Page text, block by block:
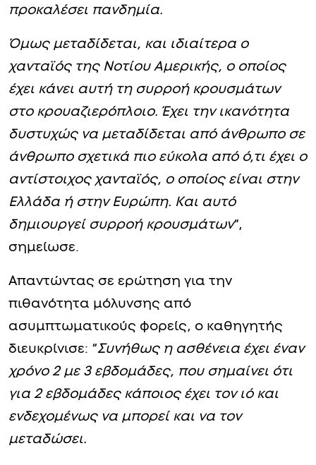
προκαλέσει πανδημία.
Όμως μεταδίδεται, και ιδιαίτερα ο
χανταϊός της Νοτίου Αμερικής, ο οποίος
έχει κάνει αυτή τη συρροή κρουσμάτων
στο κρουαζιερόπλοιο. Έχει την ικανότητα
δυστυχώς να μεταδίδεται από άνθρωπο σε
άνθρωπο σχετικά πιο εύκολα από ό,τι έχει ο
αντίστοιχος χανταϊός, ο οποίος είναι στην
Ελλάδα ή στην Ευρώπη. Και αυτό
δημιουργεί συρροή κρουσμάτων“,
σημείωσε.
Απαντώντας σε ερώτηση για την
πιθανότητα μόλυνσης από
ασυμπτωματικούς φορείς, ο καθηγητής
διευκρίνισε: “Συνήθως η ασθένεια έχει έναν
χρόνο 2 με 3 εβδομάδες, που σημαίνει ότι
για 2 εβδομάδες κάποιος έχει τον ιό και
ενδεχομένως να μπορεί και να τον
μεταδώσει.